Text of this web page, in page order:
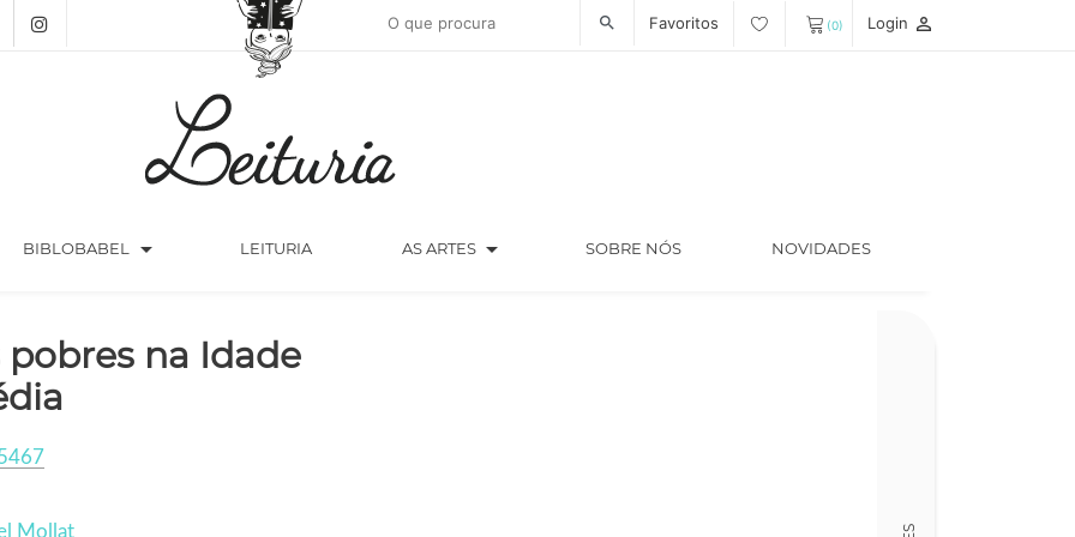
search Favoritos (0) Login person_outline
BIBLOBABEL arrow_drop_down LEITURIA AS ARTES arrow_drop_down SOBRE NÓS NOVIDADES
pobres na Idade
Mollat